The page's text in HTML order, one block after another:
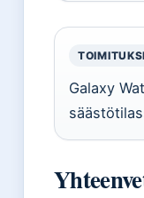
Galaxy